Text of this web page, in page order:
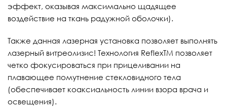
эффект, оказывая максимально щадящее
воздействие на ткань радужной оболочки).
Также данная лазерная установка позволяет выполнять
лазерный витреолизис! Технология ReflexTM позволяет
четко фокусироваться при прицеливании на
плавающее помутнение стекловидного тела
(обеспечивает коаксиальность линии взора врача и
освещения).